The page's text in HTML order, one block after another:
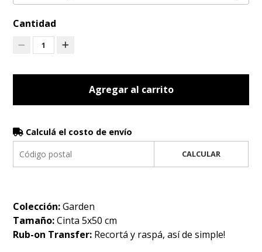
Cantidad
1
Agregar al carrito
Calculá el costo de envío
CALCULAR
Colección:Garden
Tamaño:Cinta 5x50 cm
Rub-on Transfer: Recortá y raspá, así de simple!